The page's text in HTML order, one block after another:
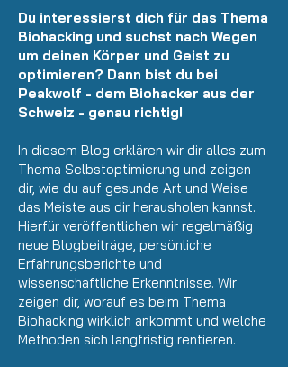
Du interessierst dich für das Thema
Biohacking und suchst nach Wegen
um deinen Körper und Geist zu
optimieren? Dann bist du bei
Peakwolf - dem Biohacker aus der
Schweiz - genau richtig!
In diesem Blog erklären wir dir alles zum
Thema Selbstoptimierung und zeigen
dir, wie du auf gesunde Art und Weise
das Meiste aus dir herausholen kannst.
Hierfür veröffentlichen wir regelmäßig
neue Blogbeiträge, persönliche
Erfahrungsberichte und
wissenschaftliche Erkenntnisse. Wir
zeigen dir, worauf es beim Thema
Biohacking wirklich ankommt und welche
Methoden sich langfristig rentieren.